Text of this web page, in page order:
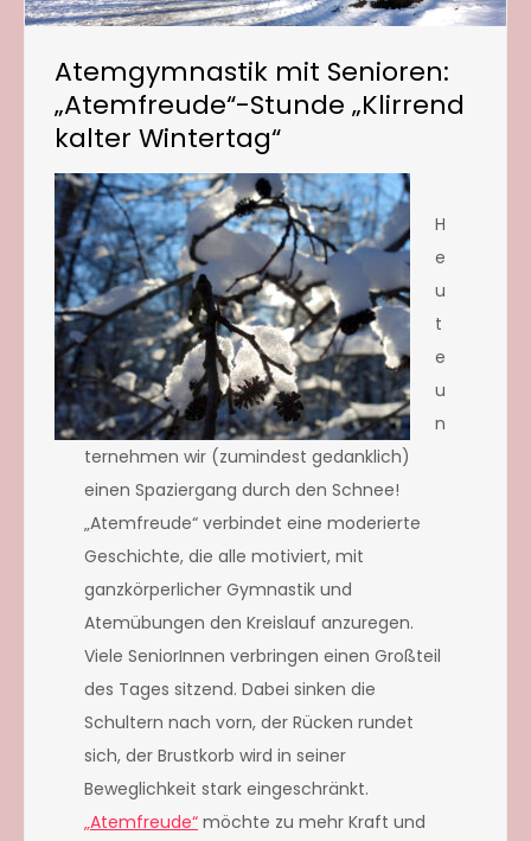
Atemgymnastik mit Senioren:
„Atemfreude“-Stunde „Klirrend
kalter Wintertag“
H
e
u
t
e
u
n
ternehmen wir (zumindest gedanklich)
einen Spaziergang durch den Schnee!
„Atemfreude“ verbindet eine moderierte
Geschichte, die alle motiviert, mit
ganzkörperlicher Gymnastik und
Atemübungen den Kreislauf anzuregen.
Viele SeniorInnen verbringen einen Großteil
des Tages sitzend. Dabei sinken die
Schultern nach vorn, der Rücken rundet
sich, der Brustkorb wird in seiner
Beweglichkeit stark eingeschränkt.
„Atemfreude“ möchte zu mehr Kraft und